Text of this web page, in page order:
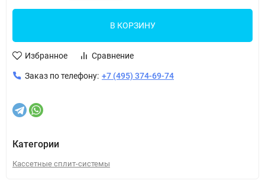
В КОРЗИНУ
Избранное Сравнение
Заказ по телефону: +7 (495) 374-69-74
Категории
Кассетные сплит-системы